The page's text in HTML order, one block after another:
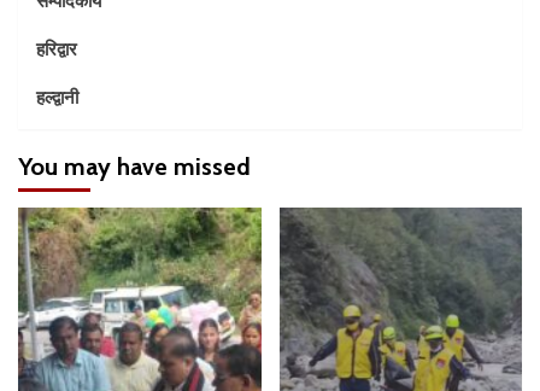
हरिद्वार
हल्द्वानी
You may have missed